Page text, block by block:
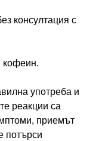
консултация с
кофеин.
употреба и
реакции са
приемът
потърси